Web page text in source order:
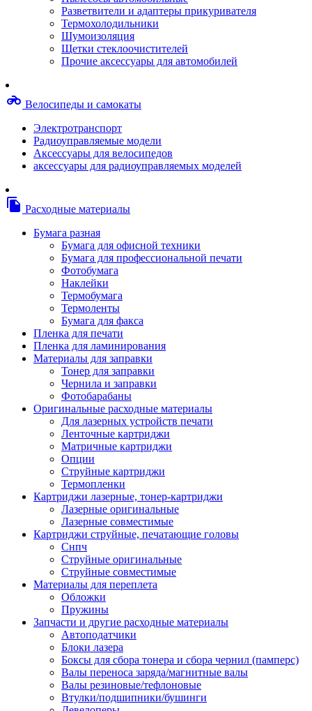
Степлерные скобы, скрепки
Термопленки
Термоузлы/печки/тэны
Тормозные площадки
Узлы/комплекты переноса изображений
Шлейфы
Баллоны со сжатым воздухом
Салфетки для чистки оргтехники
Скотч, фломастеры
Чистящие спреи, жидкости и пены
Картриджи для специализированных
Другие картриджи и твердые чернила
Картриджи и твердые чернила
Картриджи матричные, чернила
Расходные материалы для профессиональной
печати
Электрика
Изделия для прокладки кабеля и
Арматура кабельная/изоляционные
материалы
Гильза соединительная для
алюминиевых проводников под
опрессовку
проводников под опрессовку
Гильза соединительная со
болтами
Заглушка термоусадочная
ответвительный
Муфта кабельная концевая
Муфта кабельная соединительная
Наконечник быстроразмыкаемый
Наконечник кабельный со
Наконечник кабельный трубчатый
медных проводников
Наконечник обжимной кабельный
медных проводников
din 46236
Наконечник-гильза для медных
проводников
Пружина постоянного давления
Разветвители и адаптеры прикуривателя
Термохолодильники
Шумоизоляция
Щетки стеклоочистителей
Прочие аксессуары для автомобилей
motorcycle Велосипеды и самокаты
Электротранспорт
Радиоуправляемые модели
Аксессуары для велосипедов
аксессуары для радиоуправляемых моделей
file_copy Расходные материалы
Бумага разная
Бумага для офисной техники
Бумага для профессиональной печати
Фотобумага
Наклейки
Термобумага
Термоленты
Бумага для факса
Пленка для печати
Пленка для ламинирования
Материалы для заправки
Тонер для заправки
Чернила и заправки
Фотобарабаны
Оригинальные расходные материалы
Для лазерных устройств печати
Ленточные картриджи
Матричные картриджи
Опции
Струйные картриджи
Термопленки
Картриджи лазерные, тонер-картриджи
Лазерные оригинальные
Лазерные совместимые
Картриджи струйные, печатающие головы
Снпч
Струйные оригинальные
Струйные совместимые
Материалы для переплета
Обложки
Пружины
Запчасти и другие расходные материалы
Автоподатчики
Блоки лазера
Боксы для сбора тонера и сбора чернил (памперс)
Валы переноса заряда/магнитные валы
Валы резиновые/тефлоновые
Втулки/подшипники/бушинги